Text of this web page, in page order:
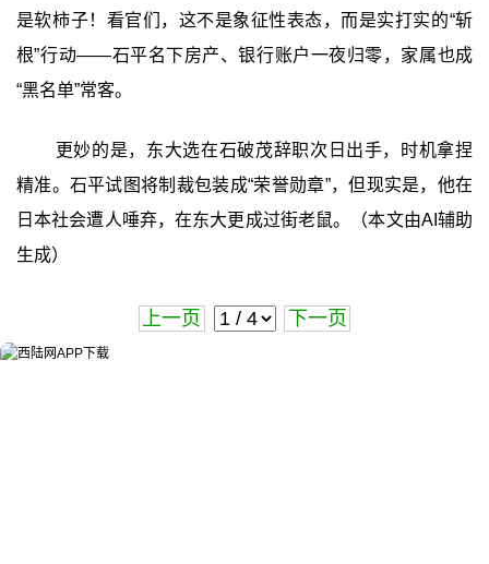
是软柿子！看官们，这不是象征性表态，而是实打实的“斩
根”行动——石平名下房产、银行账户一夜归零，家属也成
“黑名单”常客。
更妙的是，东大选在石破茂辞职次日出手，时机拿捏
精准。石平试图将制裁包装成“荣誉勋章”，但现实是，他在
日本社会遭人唾弃，在东大更成过街老鼠。（本文由AI辅助
生成）
上一页 下一页